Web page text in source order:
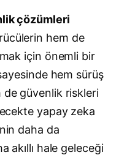
çözümleri
hem de
için önemli bir
hem sürüş
de güvenlik riskleri
yapay zeka
daha da
akıllı hale geleceği